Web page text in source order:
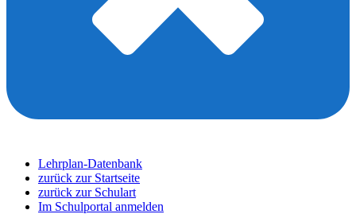
Lehrplan-Datenbank
zurück zur Startseite
zurück zur Schulart
Im Schulportal anmelden